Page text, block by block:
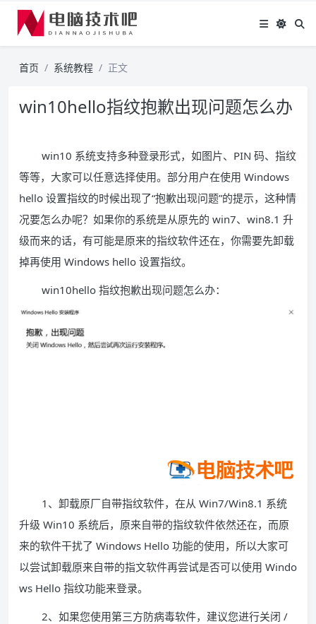
首页 系统教程 正文
win10hello指纹抱歉出现问题怎么办
win10 系统支持多种登录形式，如图片、PIN 码、指纹
等等，大家可以任意选择使用。部分用户在使用 Windows
hello 设置指纹的时候出现了“抱歉出现问题”的提示，这种情
况要怎么办呢？如果你的系统是从原先的 win7、win8.1 升
级而来的话，有可能是原来的指纹软件还在，你需要先卸载
掉再使用 Windows hello 设置指纹。
win10hello 指纹抱歉出现问题怎么办：
1、卸载原厂自带指纹软件，在从 Win7/Win8.1 系统
升级 Win10 系统后，原来自带的指纹软件依然还在，而原
来的软件干扰了 Windows Hello 功能的使用，所以大家可
以尝试卸载原来自带的指文软件再尝试是否可以使用 Windo
ws Hello 指纹功能来登录。
2、如果您使用第三方防病毒软件，建议您进行关闭 /